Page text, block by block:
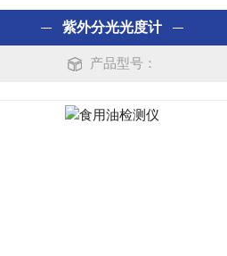
紫外分光光度计
产品型号：